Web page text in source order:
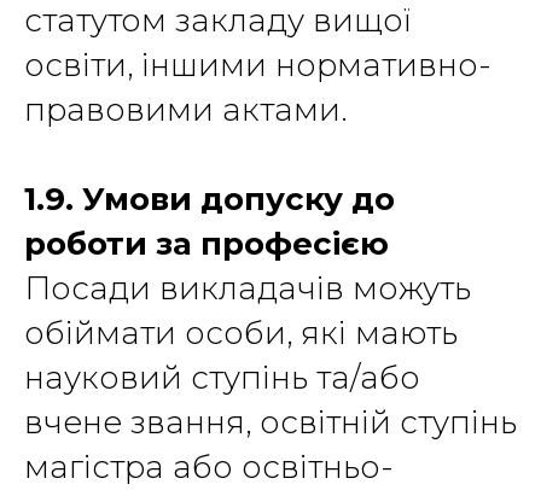
статутом закладу вищої
освіти, іншими нормативно-
правовими актами.
1.9. Умови допуску до
роботи за професією
Посади викладачів можуть
обіймати особи, які мають
науковий ступінь та/або
вчене звання, освітній ступінь
магістра або освітньо-